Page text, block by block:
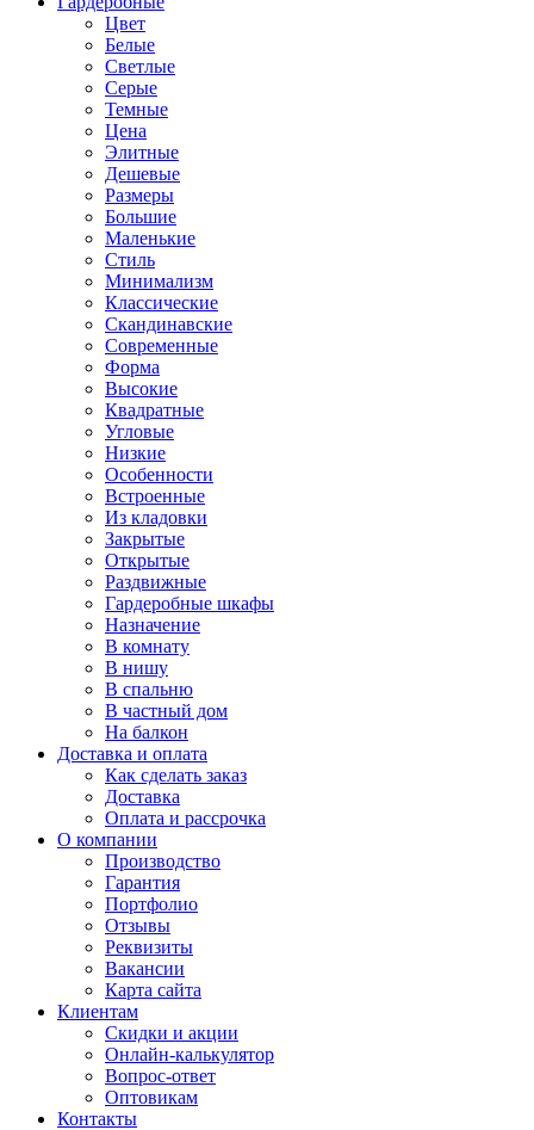
Цвет
Белые
Светлые
Серые
Темные
Цена
Элитные
Дешевые
Размеры
Большие
Маленькие
Стиль
Минимализм
Классические
Скандинавские
Современные
Форма
Высокие
Квадратные
Угловые
Низкие
Особенности
Встроенные
Из кладовки
Закрытые
Открытые
Раздвижные
Гардеробные шкафы
Назначение
В комнату
В нишу
В спальню
В частный дом
На балкон
Доставка и оплата
Как сделать заказ
Доставка
Оплата и рассрочка
О компании
Производство
Гарантия
Портфолио
Отзывы
Реквизиты
Вакансии
Карта сайта
Клиентам
Скидки и акции
Онлайн-калькулятор
Вопрос-ответ
Оптовикам
Контакты